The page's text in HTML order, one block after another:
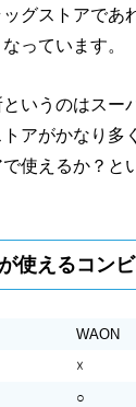
グストアであ
っています。
いうのはスー
アがかなり多
使えるか？と
使えるコン
WAON
☓
○